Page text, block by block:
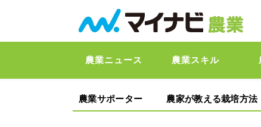
農業ニュース 農業スキル
農業サポーター 農家が教える栽培方法